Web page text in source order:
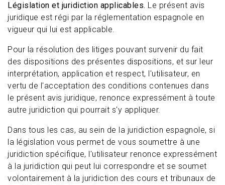
Législation et juridiction applicables. Le présent avis
juridique est régi par la réglementation espagnole en
vigueur qui lui est applicable.
Pour la résolution des litiges pouvant survenir du fait
des dispositions des présentes dispositions, et sur leur
interprétation, application et respect, l'utilisateur, en
vertu de l'acceptation des conditions contenues dans
le présent avis juridique, renonce expressément à toute
autre juridiction qui pourrait s'y appliquer.
Dans tous les cas, au sein de la juridiction espagnole, si
la législation vous permet de vous soumettre à une
juridiction spécifique, l'utilisateur renonce expressément
à la juridiction qui peut lui correspondre et se soumet
volontairement à la juridiction des cours et tribunaux de